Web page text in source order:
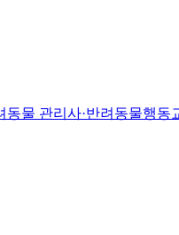
물 관리사·반려동물행동